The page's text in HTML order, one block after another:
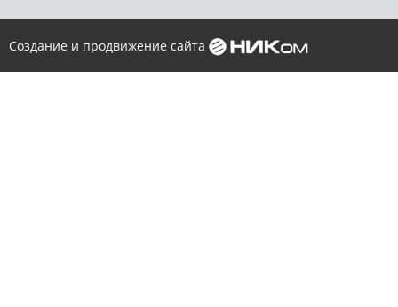
Создание и продвижение сайта